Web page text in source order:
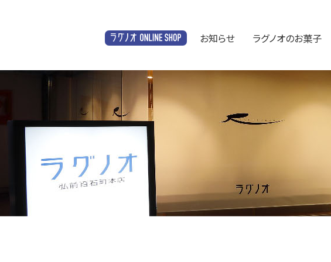
オンラインショップ
お知らせ ラグノオのお菓子